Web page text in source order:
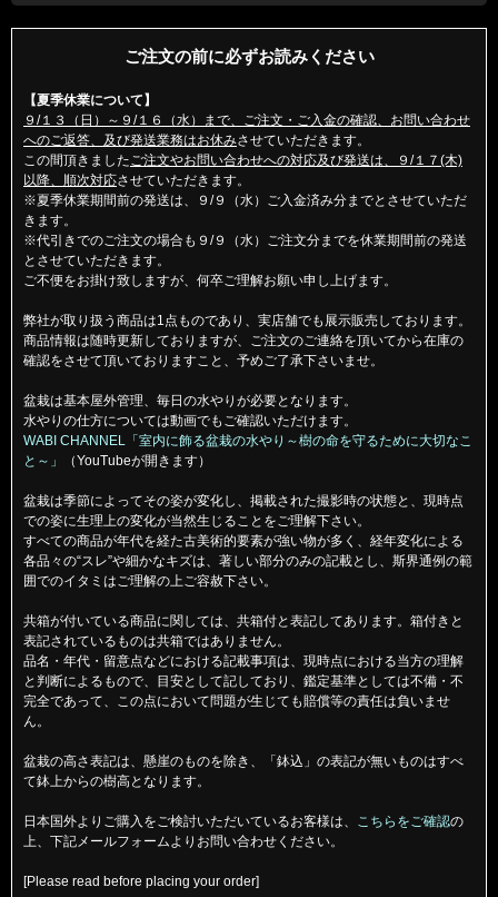
ご注文の前に必ずお読みください
【夏季休業について】
９/１３（日）～９/１６（水）まで、ご注文・ご入金の確認、お問い合わせ
へのご返答、及び発送業務はお休みさせていただきます。
この間頂きましたご注文やお問い合わせへの対応及び発送は、９/１７(木)
以降、順次対応させていただきます。
※夏季休業期間前の発送は、９/９（水）ご入金済み分までとさせていただ
きます。
※代引きでのご注文の場合も９/９（水）ご注文分までを休業期間前の発送
とさせていただきます。
ご不便をお掛け致しますが、何卒ご理解お願い申し上げます。
弊社が取り扱う商品は1点ものであり、実店舗でも展示販売しております。
商品情報は随時更新しておりますが、ご注文のご連絡を頂いてから在庫の
確認をさせて頂いておりますこと、予めご了承下さいませ。
盆栽は基本屋外管理、毎日の水やりが必要となります。
水やりの仕方については動画でもご確認いただけます。
WABI CHANNEL「室内に飾る盆栽の水やり～樹の命を守るために大切なこ
と～」
（YouTubeが開きます）
盆栽は季節によってその姿が変化し、掲載された撮影時の状態と、現時点
での姿に生理上の変化が当然生じることをご理解下さい。
すべての商品が年代を経た古美術的要素が強い物が多く、経年変化による
各品々の“スレ”や細かなキズは、著しい部分のみの記載とし、斯界通例の範
囲でのイタミはご理解の上ご容赦下さい。
共箱が付いている商品に関しては、共箱付と表記してあります。箱付きと
表記されているものは共箱ではありません。
品名・年代・留意点などにおける記載事項は、現時点における当方の理解
と判断によるもので、目安として記しており、鑑定基準としては不備・不
完全であって、この点において問題が生じても賠償等の責任は負いませ
ん。
盆栽の高さ表記は、懸崖のものを除き、「鉢込」の表記が無いものはすべ
て鉢上からの樹高となります。
日本国外よりご購入をご検討いただいているお客様は、 こちらをご確認の
上、下記メールフォームよりお問い合わせください。
[Please read before placing your order]